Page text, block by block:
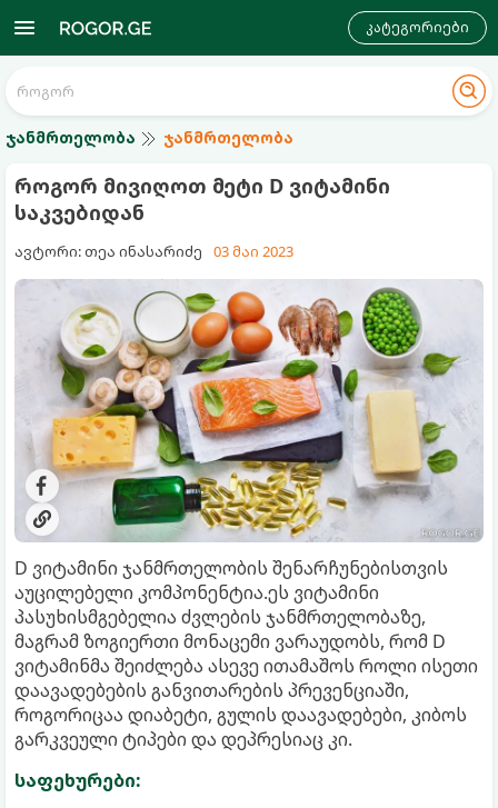
კატეგორიები
ჯანმრთელობა ჯანმრთელობა
როგორ მივიღოთ მეტი D ვიტამინი
საკვებიდან
ავტორი: თეა ინასარიძე 03 მაი 2023
D ვიტამინი ჯანმრთელობის შენარჩუნებისთვის
აუცილებელი კომპონენტია.ეს ვიტამინი
პასუხისმგებელია ძვლების ჯანმრთელობაზე,
მაგრამ ზოგიერთი მონაცემი ვარაუდობს, რომ D
ვიტამინმა შეიძლება ასევე ითამაშოს როლი ისეთი
დაავადებების განვითარების პრევენციაში,
როგორიცაა დიაბეტი, გულის დაავადებები, კიბოს
გარკვეული ტიპები და დეპრესიაც კი.
საფეხურები: